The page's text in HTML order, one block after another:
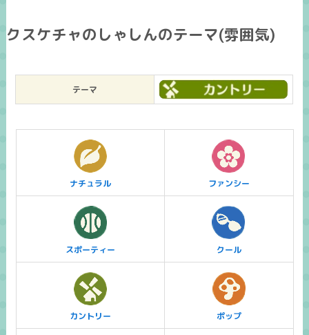
クスケチャのしゃしんのテーマ(雰囲気)
テーマ
ナチュラル ファンシー
スポーティー クール
カントリー ポップ